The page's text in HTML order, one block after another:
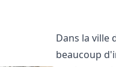
Dans la ville
beaucoup